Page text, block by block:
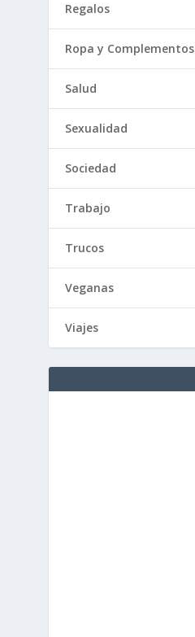
Regalos
Ropa y Complementos
Salud
Sexualidad
Sociedad
Trabajo
Trucos
Veganas
Viajes